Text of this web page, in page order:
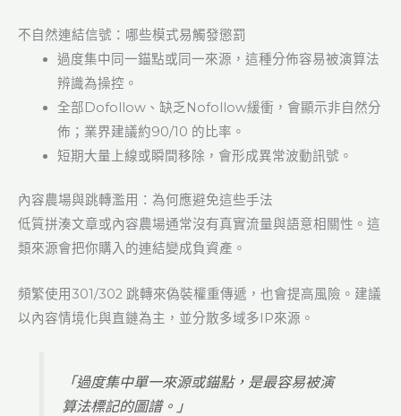
不自然連結信號：哪些模式易觸發懲罰
過度集中同一錨點或同一來源，這種分佈容易被演算法
辨識為操控。
全部Dofollow、缺乏Nofollow緩衝，會顯示非自然分
佈；業界建議約90/10 的比率。
短期大量上線或瞬間移除，會形成異常波動訊號。
內容農場與跳轉濫用：為何應避免這些手法
低質拼湊文章或內容農場通常沒有真實流量與語意相關性。這
類來源會把你購入的連結變成負資產。
頻繁使用301/302 跳轉來偽裝權重傳遞，也會提高風險。建議
以內容情境化與直鏈為主，並分散多域多IP來源。
「過度集中單一來源或錨點，是最容易被演
算法標記的圖譜。」